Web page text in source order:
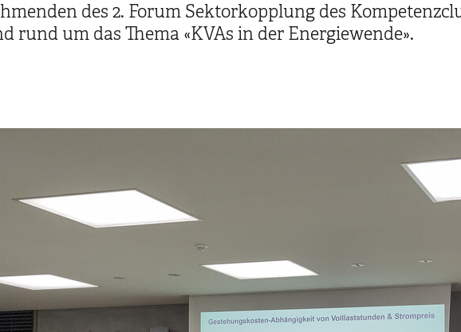
des 2. Forum Sektorkopplung des
rund um das Thema «KVAs in der Energiewende».